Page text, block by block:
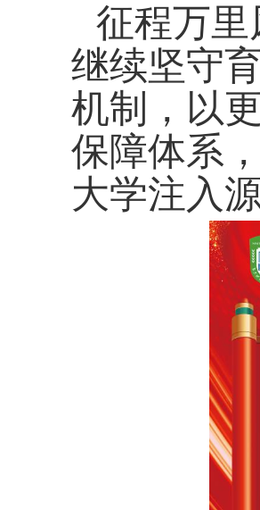
征程万
继续坚守
机制，以
保障体系
大学注入